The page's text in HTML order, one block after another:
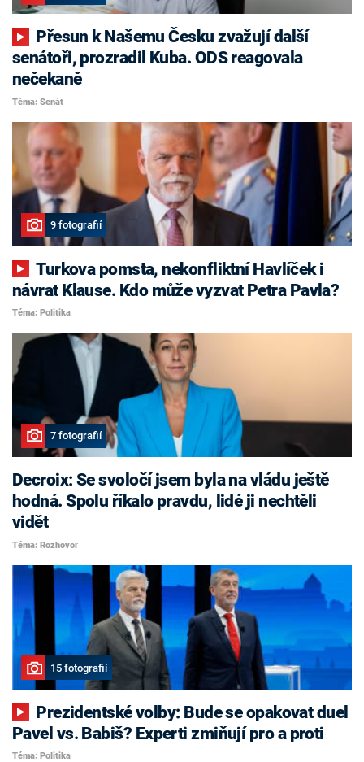
senátoři, prozradil Kuba. ODS reagovala
nečekaně
Téma: Senát
9 fotografií
Turkova pomsta, nekonfliktní Havlíček i
návrat Klause. Kdo může vyzvat Petra Pavla?
Téma: Politika
7 fotografií
Decroix: Se svoločí jsem byla na vládu ještě
hodná. Spolu říkalo pravdu, lidé ji nechtěli
vidět
Téma: Rozhovor
15 fotografií
Pavel vs. Babiš? Experti zmiňují pro a proti
Téma: Politika